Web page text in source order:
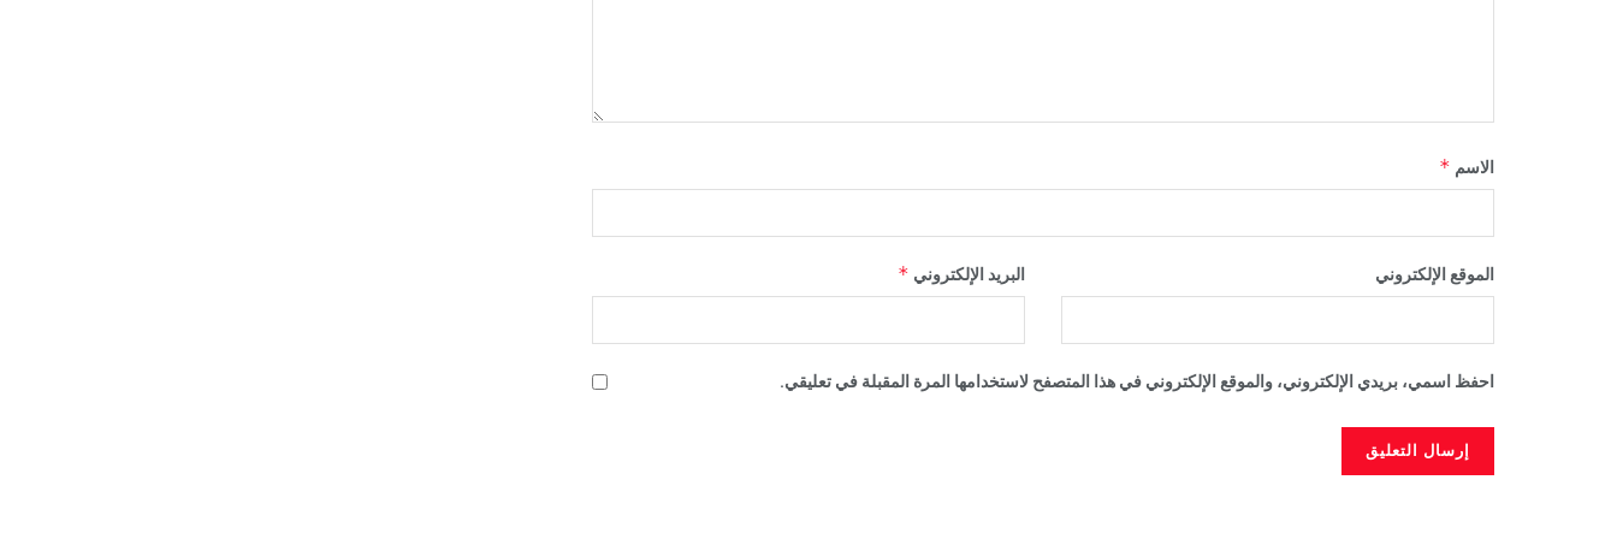
الاسم *
البريد الإلكتروني * الموقع الإلكتروني
احفظ اسمي، بريدي الإلكتروني، والموقع الإلكتروني في هذا المتصفح لاستخدامها المرة المقبلة في تعليقي.